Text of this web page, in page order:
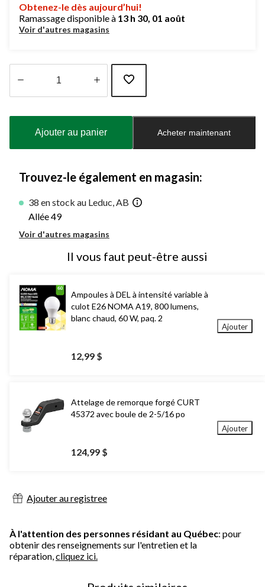
Obtenez-le dès aujourd’hui!
Ramassage disponible à 13 h 30, 01 août
Voir d'autres magasins
à
Ajouter au panier Acheter maintenant
Trouvez-le également en magasin:
38 en stock au Leduc, AB
Allée 49
Voir d'autres magasins
Il vous faut peut-être aussi
Ampoules à DEL à intensité variable à
culot E26 NOMA A19, 800 lumens,
blanc chaud, 60 W, paq. 2
12,99 $
Ajouter
Attelage de remorque forgé CURT
45372 avec boule de 2-5/16 po
124,99 $
Ajouter
Ajouter au registree
À l'attention des personnes résidant au Québec: pour
obtenir des renseignements sur l'entretien et la
réparation,cliquez ici.